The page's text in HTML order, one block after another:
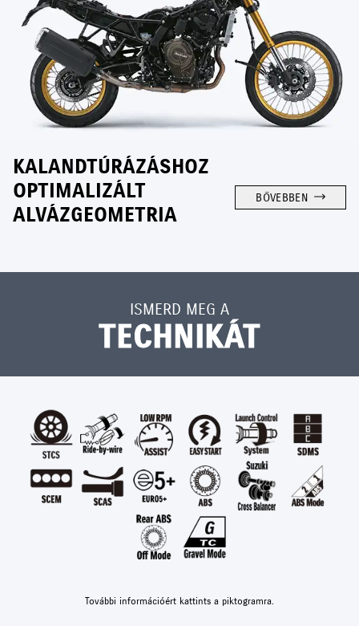
KALANDTÚRÁZÁSHOZ
OPTIMALIZÁLT
ALVÁZGEOMETRIA
BŐVEBBEN
ISMERD MEG A
TECHNIKÁT
További információért kattints a piktogramra.